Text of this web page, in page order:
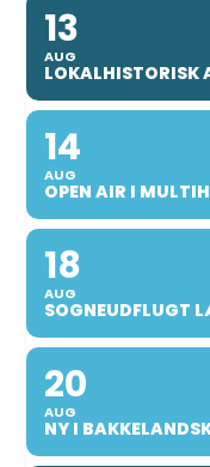
13
AUG
LOKALHISTORISK
14
AUG
OPEN AIR I
18
AUG
SOGNEUDFLUGT
20
AUG
NY I